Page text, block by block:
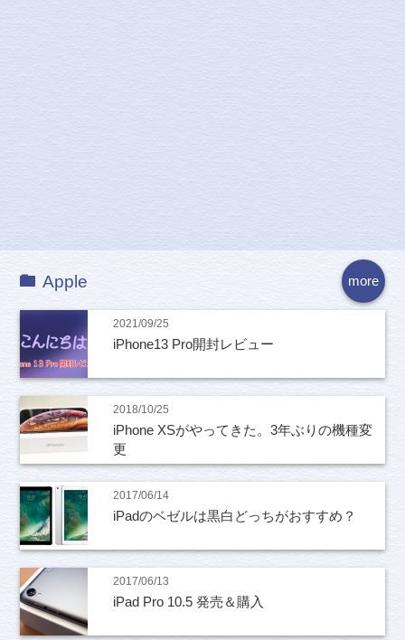
more
Apple
2021/09/25
iPhone13 Pro開封レビュー
2018/10/25
iPhone XSがやってきた。3年ぶりの機種変
更
2017/06/14
iPadのベゼルは黒白どっちがおすすめ？
2017/06/13
iPad Pro 10.5 発売＆購入